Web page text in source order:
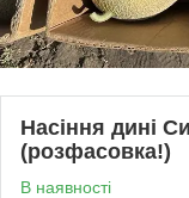
Насіння дині
(розфасовка!)
В наявності